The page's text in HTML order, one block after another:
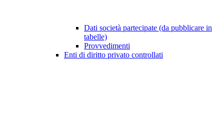
Dati società partecipate (da pubblicare in
tabelle)
Provvedimenti
Enti di diritto privato controllati